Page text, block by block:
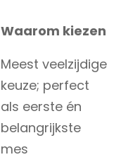
Waarom kiezen
Meest veelzijdige
keuze; perfect
als eerste én
belangrijkste
mes